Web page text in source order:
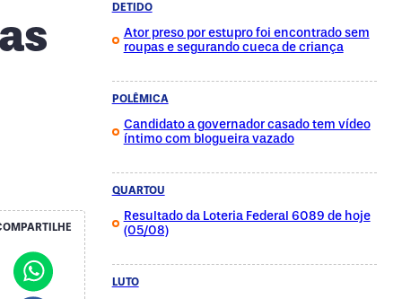
DETIDO
Ator preso por estupro foi encontrado sem
roupas e segurando cueca de criança
POLÊMICA
Candidato a governador casado tem vídeo
íntimo com blogueira vazado
QUARTOU
Resultado da Loteria Federal 6089 de hoje
(05/08)
LUTO